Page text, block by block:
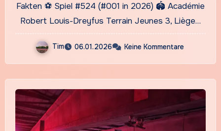
Fakten ⚽ Spiel #524 (#001 in 2026) 🏟️ Académie
Robert Louis-Dreyfus Terrain Jeunes 3, Liège…
Tim 06.01.2026 Keine Kommentare